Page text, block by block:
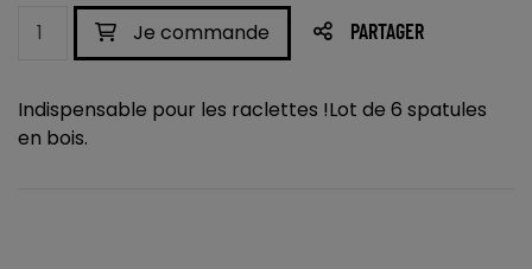
Je commande PARTAGER
Indispensable pour les raclettes !Lot de 6 spatules
en bois.